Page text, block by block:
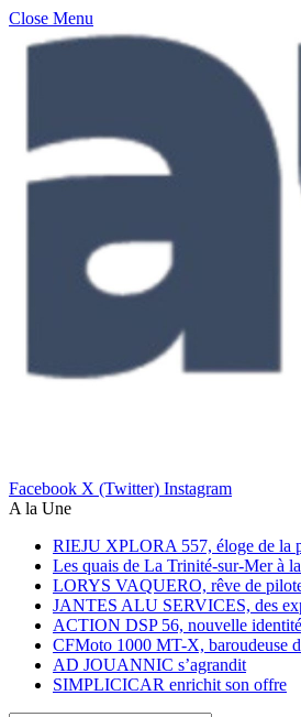
Close Menu
Facebook X (Twitter) Instagram
A la Une
RIEJU XPLORA 557, éloge de la
Les quais de La Trinité-sur-Mer à
LORYS VAQUERO, rêve de
JANTES ALU SERVICES, des
ACTION DSP 56, nouvelle
CFMoto 1000 MT-X, baroudeuse
AD JOUANNIC s’agrandit
SIMPLICICAR enrichit son offre